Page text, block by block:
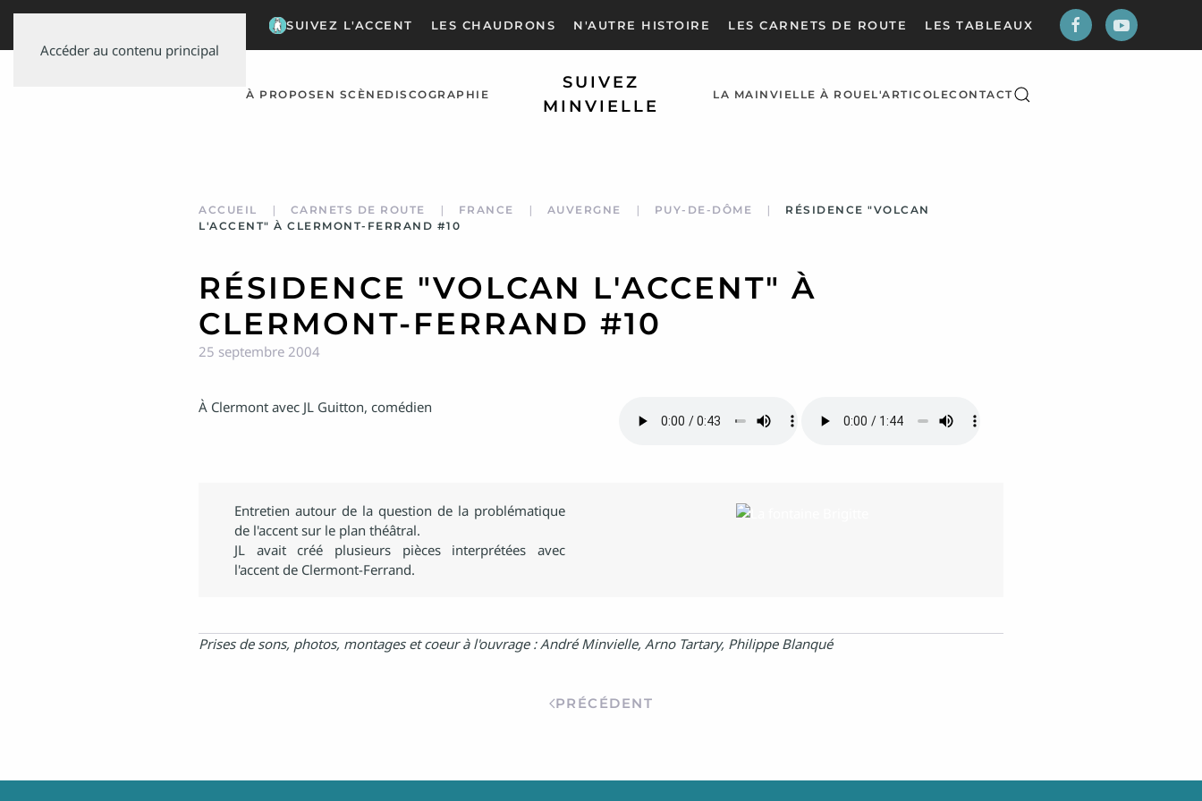
Accéder au contenu principal
SUIVEZ L'ACCENT LES CHAUDRONS N'AUTRE HISTOIRE LES CARNETS DE ROUTE LES TABLEAUX
À PROPOS EN SCÈNEDISCOGRAPHIE
SUIVEZ
MINVIELLE
LA MAINVIELLE À ROUEL'ARTICOLECONTACT
ACCUEIL CARNETS DE ROUTE FRANCE AUVERGNE PUY-DE-DÔME
RÉSIDENCE "VOLCAN
L'ACCENT" À CLERMONT-FERRAND #10
RÉSIDENCE "VOLCAN L'ACCENT" À
CLERMONT-FERRAND #10
25 septembre 2004
À Clermont avec JL Guitton, comédien
Entretien autour de la question de la problématique
de l'accent sur le plan théâtral.
JL avait créé plusieurs pièces interprétées avec
l'accent de Clermont-Ferrand.
Prises de sons, photos, montages et coeur à l'ouvrage : André Minvielle, Arno Tartary, Philippe Blanqué
PRÉCÉDENT